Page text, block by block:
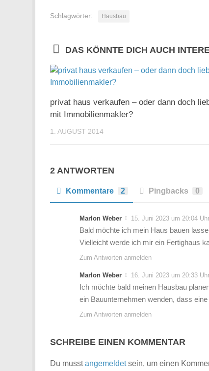
Schlagwörter: Hausbau
DAS KÖNNTE DICH AUCH
privat haus verkaufen – oder dann doch
mit Immobilienmakler?
1. AUGUST 2014
2 ANTWORTEN
Kommentare 2 Pingbacks 0
Marlon Weber 15. Juni 2023 um 20:04 Uhr
Bald möchte ich mein Haus bauen
Vielleicht werde ich mir ein Fertighaus
Zum Antworten anmelden
Marlon Weber 16. Juni 2023 um 20:33 Uhr
Ich möchte bald meinen Hausbau
ein Bauunternehmen wenden, dass
Zum Antworten anmelden
SCHREIBE EINEN KOMMENTAR
Du musstangemeldetsein, um einen